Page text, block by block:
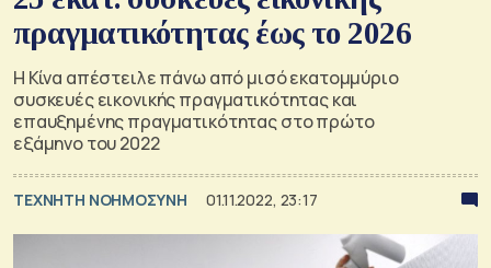
πραγματικότητας έως το 2026
Η Κίνα απέστειλε πάνω από μισό εκατομμύριο
συσκευές εικονικής πραγματικότητας και
επαυξημένης πραγματικότητας στο πρώτο
εξάμηνο του 2022
TΕΧΝΗΤΗ ΝΟΗΜΟΣΥΝΗ 01.11.2022, 23:17